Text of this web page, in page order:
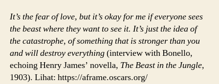
It’s the fear of love, but it’s okay for me if everyone sees
the beast where they want to see it. It’s just the idea of
the catastrophe, of something that is stronger than you
and will destroy everything(interview with Bonello,
echoing Henry James’ novella, The Beast in the Jungle,
1903). Lihat: https://aframe.oscars.org/